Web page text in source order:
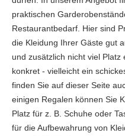
praktischen
Restaurantbedarf. Hier sind
die Kleidung Ihrer Gäste gut
und zusätzlich nicht viel
konkret - vielleicht ein
finden Sie auf dieser Seite
einigen Regalen können Sie
Platz für z. B. Schuhe oder
für die Aufbewahrung von